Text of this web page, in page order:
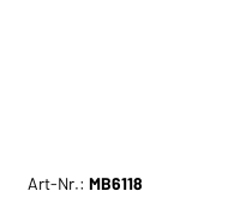
Art-Nr.:MB6118